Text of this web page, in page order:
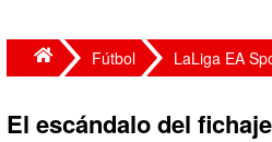
Fútbol LaLiga EA
El escándalo del